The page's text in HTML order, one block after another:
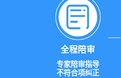
全程陪审
专家陪审指导
不符合项纠正